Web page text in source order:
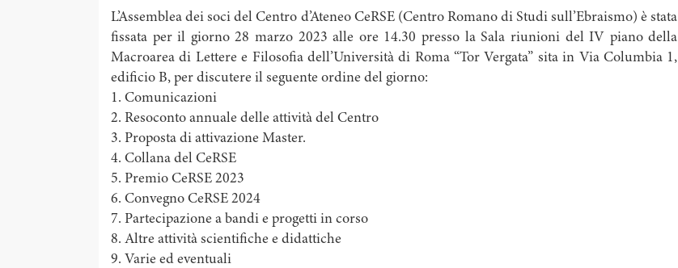
L’Assemblea dei soci del Centro d’Ateneo CeRSE (Centro Romano di Studi sull’Ebraismo) è stata
fissata per il giorno 28 marzo 2023 alle ore 14.30 presso la Sala riunioni del IV piano della
Macroarea di Lettere e Filosofia dell’Università di Roma “Tor Vergata” sita in Via Columbia 1,
edificio B, per discutere il seguente ordine del giorno:
1. Comunicazioni
2. Resoconto annuale delle attività del Centro
3. Proposta di attivazione Master.
4. Collana del CeRSE
5. Premio CeRSE 2023
6. Convegno CeRSE 2024
7. Partecipazione a bandi e progetti in corso
8. Altre attività scientifiche e didattiche
9. Varie ed eventuali